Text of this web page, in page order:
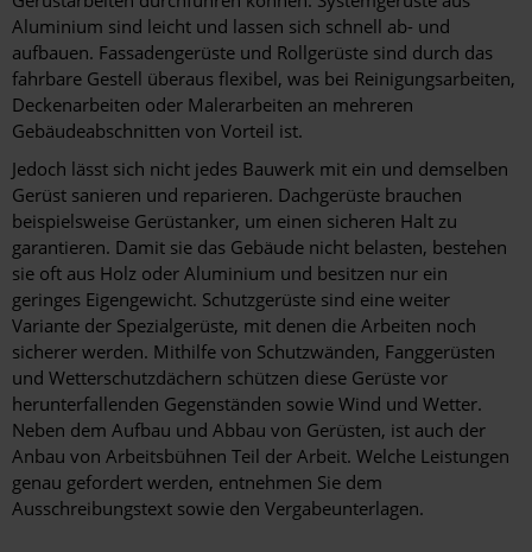
Weißenfels
Wesel
Wiesbaden
Wilhelmshaven
Winnenden
Witten
Wittlich
Wolfsburg
Worms
Wuppertal
Würzburg
Aluminium sind leicht und lassen sich schnell ab- und
aufbauen. Fassadengerüste und Rollgerüste sind durch das
fahrbare Gestell überaus flexibel, was bei Reinigungsarbeiten,
Deckenarbeiten oder Malerarbeiten an mehreren
Gebäudeabschnitten von Vorteil ist.
Jedoch lässt sich nicht jedes Bauwerk mit ein und demselben
Gerüst sanieren und reparieren. Dachgerüste brauchen
beispielsweise Gerüstanker, um einen sicheren Halt zu
garantieren. Damit sie das Gebäude nicht belasten, bestehen
sie oft aus Holz oder Aluminium und besitzen nur ein
geringes Eigengewicht. Schutzgerüste sind eine weiter
Variante der Spezialgerüste, mit denen die Arbeiten noch
sicherer werden. Mithilfe von Schutzwänden, Fanggerüsten
und Wetterschutzdächern schützen diese Gerüste vor
herunterfallenden Gegenständen sowie Wind und Wetter.
Neben dem Aufbau und Abbau von Gerüsten, ist auch der
Anbau von Arbeitsbühnen Teil der Arbeit. Welche Leistungen
genau gefordert werden, entnehmen Sie dem
Ausschreibungstext sowie den Vergabeunterlagen.